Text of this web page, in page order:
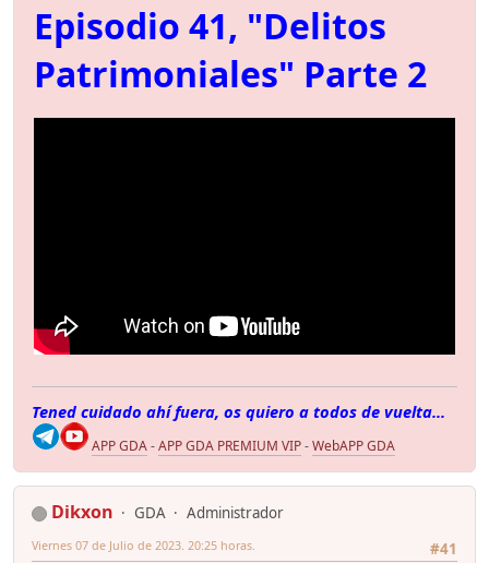
Episodio 41, "Delitos
Patrimoniales" Parte 2
Tened cuidado ahí fuera, os quiero a todos de vuelta...
APP GDA-APP GDA PREMIUM VIP-WebAPP GDA
Dikxon GDA
Administrador
#41
Viernes 07 de Julio de 2023. 20:25 horas.